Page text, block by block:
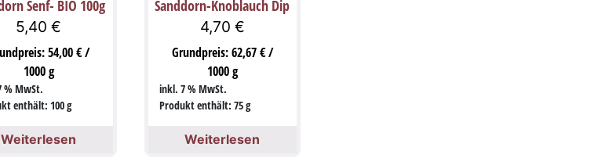
Senf- BIO 100g
5,40€
54,00€/
1000g
% MwSt.
enthält: 100g
Weiterlesen
Sanddorn-Knoblauch Dip
4,70 €
Grundpreis:62,67€/
1000g
inkl. 7 % MwSt.
Produkt enthält: 75g
Weiterlesen